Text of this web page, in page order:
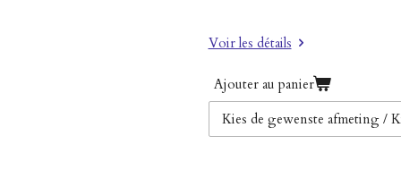
Voir les détails
Ajouter au panier